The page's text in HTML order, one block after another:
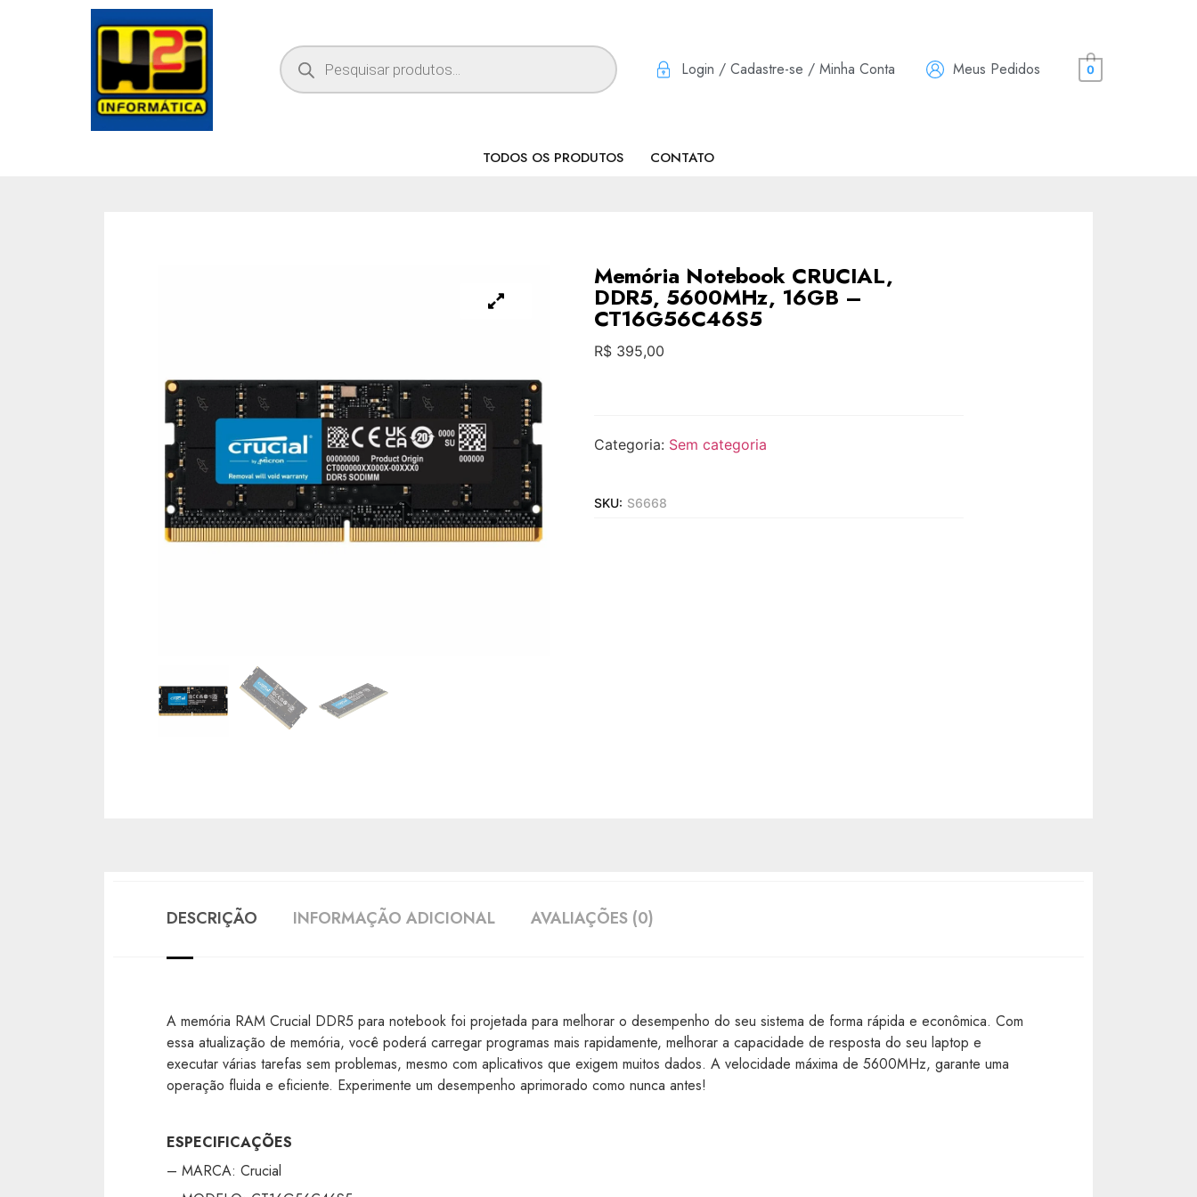
Login / Cadastre-se / Minha Conta Meus Pedidos 0
TODOS OS PRODUTOS CONTATO
Memória Notebook CRUCIAL,
DDR5, 5600MHz, 16GB –
CT16G56C46S5
R$395,00
Categoria: Sem categoria
SKU: S6668
DESCRIÇÃO INFORMAÇÃO ADICIONAL AVALIAÇÕES (0)
A memória RAM Crucial DDR5 para notebook foi projetada para melhorar o desempenho do seu sistema de forma rápida e econômica. Com
essa atualização de memória, você poderá carregar programas mais rapidamente, melhorar a capacidade de resposta do seu laptop e
executar várias tarefas sem problemas, mesmo com aplicativos que exigem muitos dados. A velocidade máxima de 5600MHz, garante uma
operação fluida e eficiente. Experimente um desempenho aprimorado como nunca antes!
ESPECIFICAÇÕES
– MARCA: Crucial